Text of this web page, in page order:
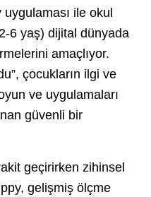
ile okul
6 yaş) dijital dünyada
amaçlıyor.
çocukların ilgi ve
ve uygulamaları
güvenli bir
geçirirken zihinsel
gelişmiş ölçme